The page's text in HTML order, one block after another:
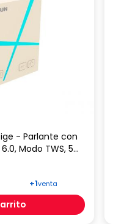
- Parlante con
Modo TWS, 5W,
SD y AUX,
+1venta